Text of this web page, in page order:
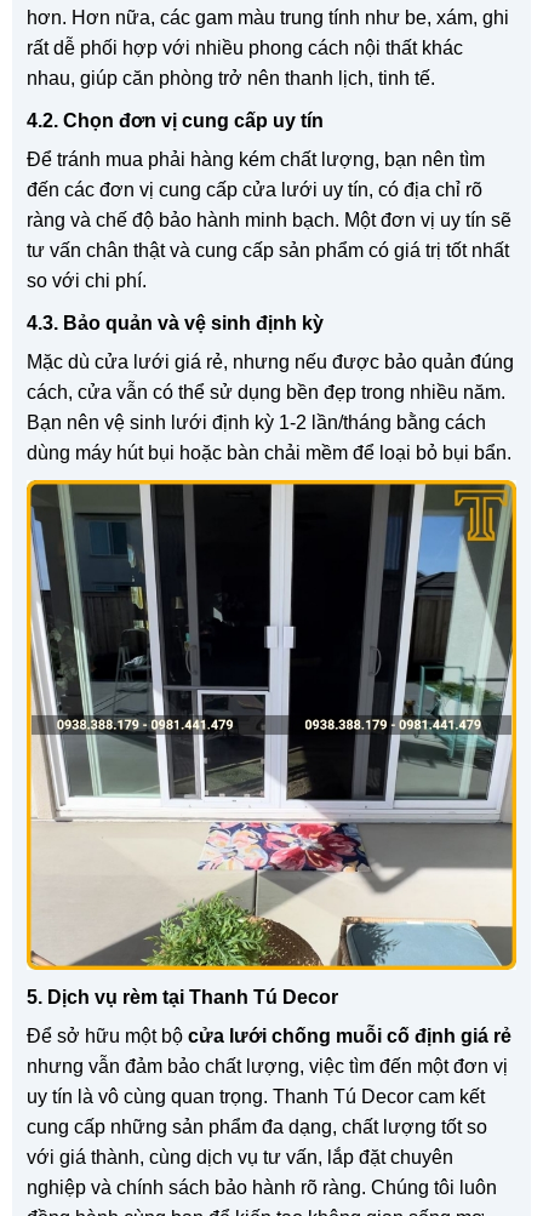
hơn. Hơn nữa, các gam màu trung tính như be, xám, ghi
rất dễ phối hợp với nhiều phong cách nội thất khác
nhau, giúp căn phòng trở nên thanh lịch, tinh tế.
4.2. Chọn đơn vị cung cấp uy tín
Để tránh mua phải hàng kém chất lượng, bạn nên tìm
đến các đơn vị cung cấp cửa lưới uy tín, có địa chỉ rõ
ràng và chế độ bảo hành minh bạch. Một đơn vị uy tín sẽ
tư vấn chân thật và cung cấp sản phẩm có giá trị tốt nhất
so với chi phí.
4.3. Bảo quản và vệ sinh định kỳ
Mặc dù cửa lưới giá rẻ, nhưng nếu được bảo quản đúng
cách, cửa vẫn có thể sử dụng bền đẹp trong nhiều năm.
Bạn nên vệ sinh lưới định kỳ 1-2 lần/tháng bằng cách
dùng máy hút bụi hoặc bàn chải mềm để loại bỏ bụi bẩn.
5. Dịch vụ rèm tại Thanh Tú Decor
Để sở hữu một bộ cửa lưới chống muỗi cố định giá rẻ
nhưng vẫn đảm bảo chất lượng, việc tìm đến một đơn vị
uy tín là vô cùng quan trọng. Thanh Tú Decor cam kết
cung cấp những sản phẩm đa dạng, chất lượng tốt so
với giá thành, cùng dịch vụ tư vấn, lắp đặt chuyên
nghiệp và chính sách bảo hành rõ ràng. Chúng tôi luôn